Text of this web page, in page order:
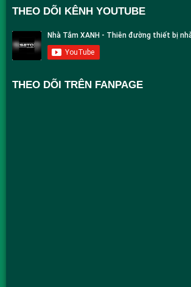
THEO DÕI KÊNH YOUTUBE
THEO DÕI TRÊN FANPAGE